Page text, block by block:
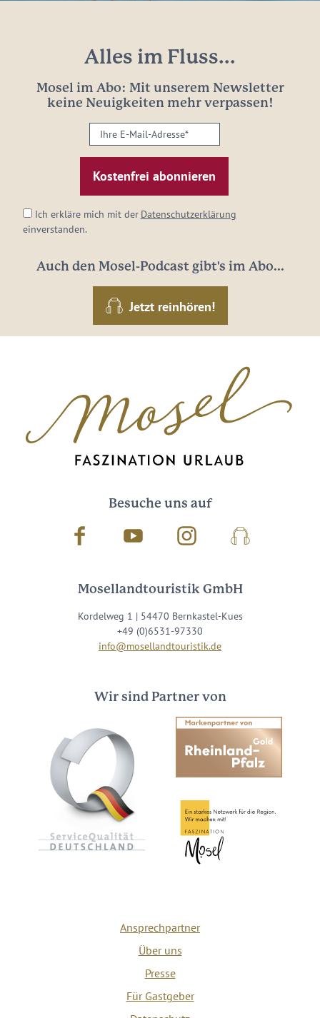
Alles im Fluss...
Mosel im Abo: Mit unserem Newsletter
keine Neuigkeiten mehr verpassen!
Ihre
E-
Mail-
Adresse:
Ich erkläre mich mit der Datenschutzerklärung
einverstanden.
Auch den Mosel-Podcast gibt's im Abo...
Jetzt reinhören!
Besuche uns auf
Facebook Youtube InstagramPodcast
Mosellandtouristik GmbH
Kordelweg 1 | 54470 Bernkastel-Kues
+49 (0)6531-97330
info@mosellandtouristik.de
Wir sind Partner von
Ansprechpartner
Über uns
Presse
Für Gastgeber